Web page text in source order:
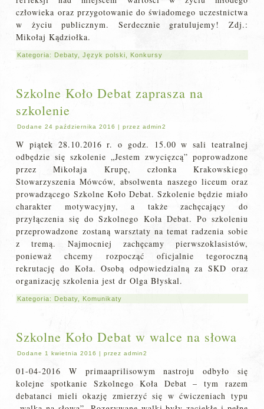
człowieka oraz przygotowanie do świadomego uczestnictwa
w życiu publicznym. Serdecznie gratulujemy! Zdj.:
Mikołaj Kądziołka.
Kategoria: Debaty ,Język polski Konkursy
Szkolne Koło Debat zaprasza na
szkolenie
Dodane 24 października 2016 |przez admin2
W piątek 28.10.2016 r. o godz. 15.00 w sali teatralnej
odbędzie się szkolenie „Jestem zwycięzcą” poprowadzone
przez Mikołaja Krupę, członka Krakowskiego
Stowarzyszenia Mówców, absolwenta naszego liceum oraz
prowadzącego Szkolne Koło Debat. Szkolenie będzie miało
charakter motywacyjny, a także zachęcający do
przyłączenia się do Szkolnego Koła Debat. Po szkoleniu
przeprowadzone zostaną warsztaty na temat radzenia sobie
z tremą. Najmocniej zachęcamy pierwszoklasistów,
ponieważ chcemy rozpocząć oficjalnie tegoroczną
rekrutację do Koła. Osobą odpowiedzialną za SKD oraz
organizację szkolenia jest dr Olga Błyskal.
Kategoria: Debaty Komunikaty
Szkolne Koło Debat w walce na słowa
Dodane 1 kwietnia 2016 |przez admin2
01-04-2016 W primaaprilisowym nastroju odbyło się
kolejne spotkanie Szkolnego Koła Debat – tym razem
debatanci mieli okazję zmierzyć się w ćwiczeniach typu